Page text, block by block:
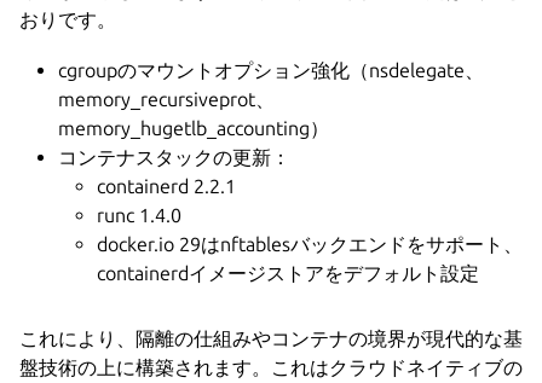
おりです。
cgroupのマウントオプション強化（nsdelegate、
memory_recursiveprot、
memory_hugetlb_accounting）
コンテナスタックの更新：
containerd 2.2.1
runc 1.4.0
docker.io 29はnftablesバックエンドをサポート、
containerdイメージストアをデフォルト設定
これにより、隔離の仕組みやコンテナの境界が現代的な基
盤技術の上に構築されます。これはクラウドネイティブの